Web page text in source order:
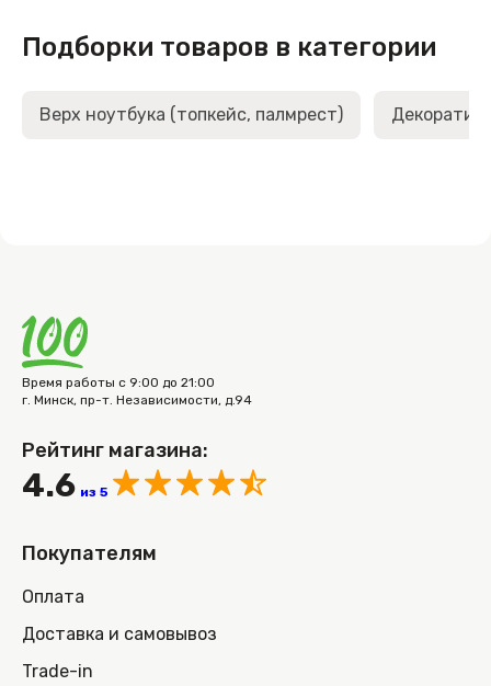
Подборки товаров в категории
Верх ноутбука (топкейс, палмрест)
Время работы с 9:00 до 21:00
г. Минск, пр-т. Независимости, д.94
Рейтинг магазина:
4.6 из 5
Покупателям
Оплата
Доставка и самовывоз
Trade-in